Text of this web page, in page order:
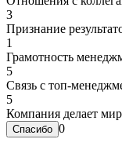
3
Признание
1
Грамотность
5
Связь с топ-
5
Компания делает
0